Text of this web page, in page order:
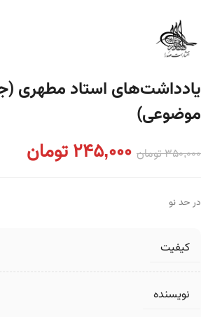
موضوعی)
350,000تومان 245,000تومان
در حد نو
کیفیت
نویسنده